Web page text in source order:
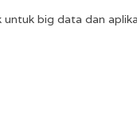
big data dan